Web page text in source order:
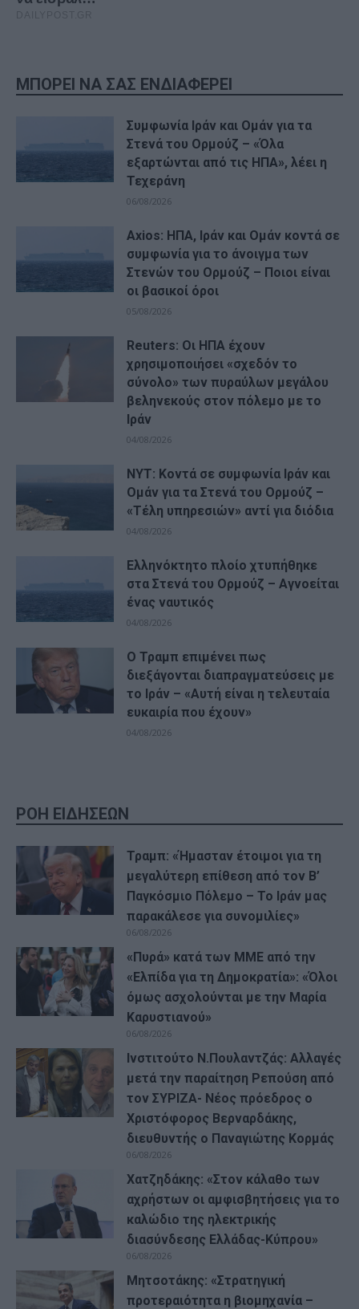
ΜΠΟΡΕΙ ΝΑ ΣΑΣ ΕΝΔΙΑΦΕΡΕΙ
Συμφωνία Ιράν και Ομάν για τα
Στενά του Ορμούζ – «Όλα
εξαρτώνται από τις ΗΠΑ», λέει η
Τεχεράνη
06/08/2026
Axios: ΗΠΑ, Ιράν και Ομάν κοντά σε
συμφωνία για το άνοιγμα των
Στενών του Ορμούζ – Ποιοι είναι
οι βασικοί όροι
05/08/2026
Reuters: Οι ΗΠΑ έχουν
χρησιμοποιήσει «σχεδόν το
σύνολο» των πυραύλων μεγάλου
βεληνεκούς στον πόλεμο με το
Ιράν
04/08/2026
NYT: Κοντά σε συμφωνία Ιράν και
Ομάν για τα Στενά του Ορμούζ –
«Τέλη υπηρεσιών» αντί για διόδια
04/08/2026
Ελληνόκτητο πλοίο χτυπήθηκε
στα Στενά του Ορμούζ – Αγνοείται
ένας ναυτικός
04/08/2026
Ο Τραμπ επιμένει πως
διεξάγονται διαπραγματεύσεις με
το Ιράν – «Αυτή είναι η τελευταία
ευκαιρία που έχουν»
04/08/2026
ΡΟΗ ΕΙΔΗΣΕΩΝ
Τραμπ: «Ήμασταν έτοιμοι για τη
μεγαλύτερη επίθεση από τον Β’
Παγκόσμιο Πόλεμο – Το Ιράν μας
παρακάλεσε για συνομιλίες»
06/08/2026
«Πυρά» κατά των ΜΜΕ από την
«Ελπίδα για τη Δημοκρατία»: «Όλοι
όμως ασχολούνται με την Μαρία
Καρυστιανού»
06/08/2026
Ινστιτούτο Ν.Πουλαντζάς: Αλλαγές
μετά την παραίτηση Ρεπούση από
τον ΣΥΡΙΖΑ- Νέος πρόεδρος ο
Χριστόφορος Βερναρδάκης,
διευθυντής ο Παναγιώτης Κορμάς
06/08/2026
Χατζηδάκης: «Στον κάλαθο των
αχρήστων οι αμφισβητήσεις για το
καλώδιο της ηλεκτρικής
διασύνδεσης Ελλάδας-Κύπρου»
06/08/2026
Μητσοτάκης: «Στρατηγική
προτεραιότητα η βιομηχανία –